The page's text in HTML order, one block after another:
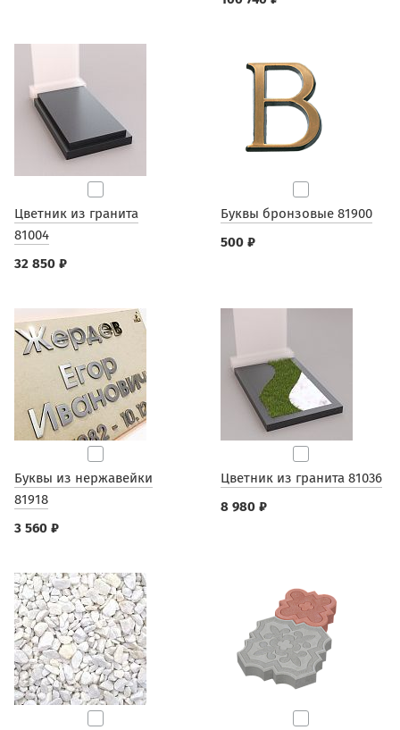
Цветник из гранита
81004
32 850 ₽
Буквы бронзовые 81900
500 ₽
Буквы из нержавейки
81918
3 560 ₽
Цветник из гранита 81036
8 980 ₽